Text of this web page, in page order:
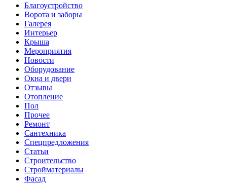
Благоустройство
Ворота и заборы
Галерея
Интерьер
Крыша
Мероприятия
Новости
Оборудование
Окна и двери
Отзывы
Отопление
Пол
Прочее
Ремонт
Сантехника
Спецпредложения
Статьи
Строительство
Стройматериалы
Фасад